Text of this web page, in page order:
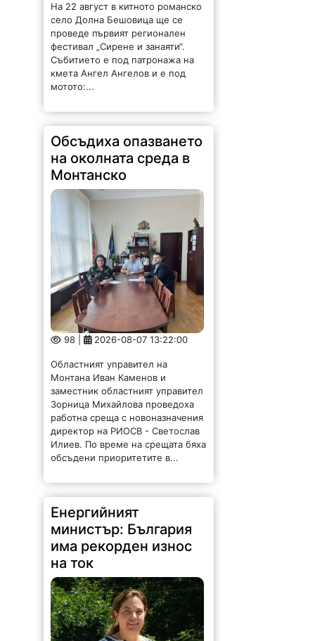
На 22 август в китното романско
село Долна Бешовица ще се
проведе първият регионален
фестивал „Сирене и занаяти“.
Събитието е под патронажа на
кмета Ангел Ангелов и е под
мотото:...
Обсъдиха опазването
на околната среда в
Монтанско
98 | 2026-08-07 13:22:00
Областният управител на
Монтана Иван Каменов и
заместник областният управител
Зорница Михайлова проведоха
работна среща с новоназначения
директор на РИОСВ - Светослав
Илиев. По време на срещата бяха
обсъдени приоритетите в...
Енергийният
министър: България
има рекорден износ
на ток